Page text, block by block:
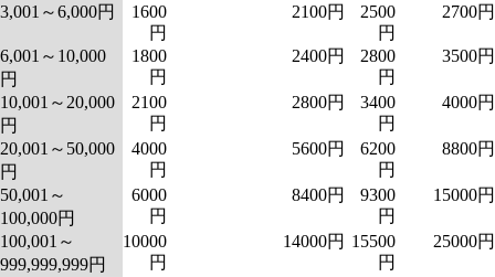
3,001～6,000円
1600
円
2100円
2500
円
2700円
6,001～10,000
円
1800
円
2400円
2800
円
3500円
10,001～20,000
円
2100
円
2800円
3400
円
4000円
20,001～50,000
円
4000
円
5600円
6200
円
8800円
50,001～
100,000円
6000
円
8400円
9300
円
15000円
100,001～
999,999,999円
10000
円
14000円 15500
円
25000円